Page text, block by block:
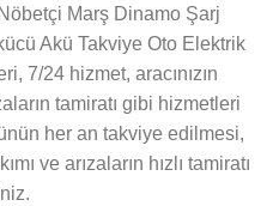
Marş Dinamo Şarj
Akü Takviye Oto Elektrik
7/24 hizmet, aracınızın
tamiratı gibi hizmetleri
her an takviye edilmesi,
ve arızaların hızlı tamiratı